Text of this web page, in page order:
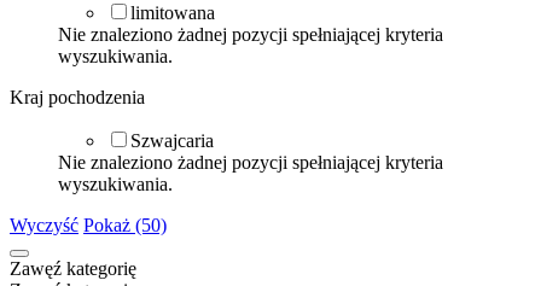
limitowana
Nie znaleziono żadnej pozycji spełniającej kryteria
wyszukiwania.
Kraj pochodzenia
Szwajcaria
Nie znaleziono żadnej pozycji spełniającej kryteria
wyszukiwania.
Wyczyść Pokaż (50)
Zawęź kategorię